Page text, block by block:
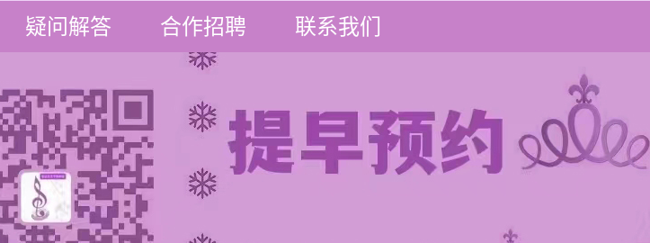
疑问解答 合作招聘 联系我们